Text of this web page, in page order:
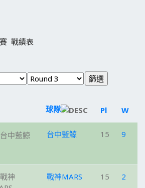
戰績表
球隊 Pl W
台中藍鯨 15 9
戰神MARS 15 2